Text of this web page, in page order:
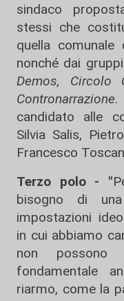
sindaco
stessi che
quella
nonché dai
Demos, Circolo
Contronarrazione.
candidato alle
Silvia Salis,
Francesco
Terzo polo - "
bisogno di
impostazioni
in cui abbiamo
non
fondamentale
riarmo, come la